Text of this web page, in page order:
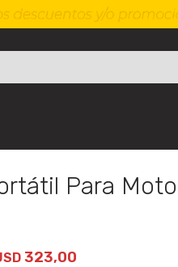
Para Moto
323,00